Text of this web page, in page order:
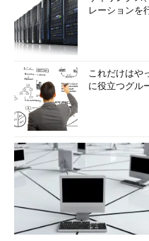
レーションを
これだけはや
に役立つグル